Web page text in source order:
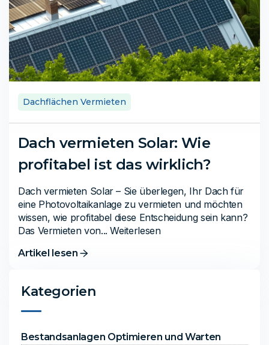
Dachflächen Vermieten
Dach vermieten Solar: Wie
profitabel ist das wirklich?
Dach vermieten Solar – Sie überlegen, Ihr Dach für
eine Photovoltaikanlage zu vermieten und möchten
wissen, wie profitabel diese Entscheidung sein kann?
Das Vermieten von... Weiterlesen
Artikel lesen
Kategorien
Bestandsanlagen Optimieren und Warten